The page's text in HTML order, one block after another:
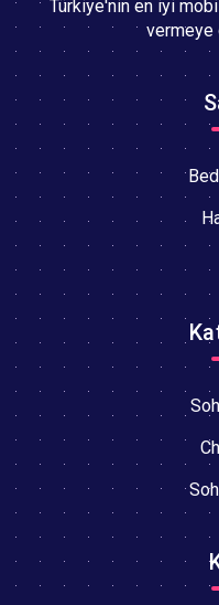
Türkiye'nin en iyi
vermeye